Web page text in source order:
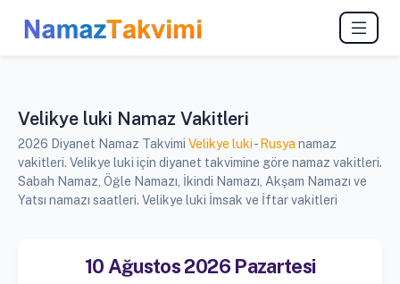
Velikye luki Namaz Vakitleri
2026 Diyanet Namaz Takvimi Velikye luki- Rusya namaz
vakitleri. Velikye luki için diyanet takvimine göre namaz vakitleri.
Sabah Namaz, Öğle Namazı, İkindi Namazı, Akşam Namazı ve
Yatsı namazı saatleri. Velikye luki İmsak ve İftar vakitleri
10 Ağustos 2026 Pazartesi